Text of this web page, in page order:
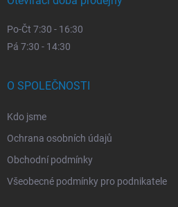
Po-Čt 7:30 - 16:30
Pá 7:30 - 14:30
O SPOLEČNOSTI
Kdo jsme
Ochrana osobních údajů
Obchodní podmínky
Všeobecné podmínky pro podnikatele